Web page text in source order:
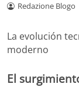
Redazione Blogo
La evolución
moderno
El